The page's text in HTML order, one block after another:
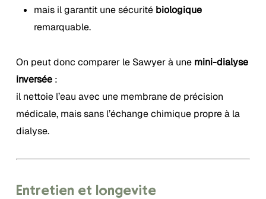
mais il garantit une sécurité biologique
remarquable.
On peut donc comparer le Sawyer à une mini-dialyse
inversée:
il nettoie l’eau avec une membrane de précision
médicale, mais sans l’échange chimique propre à la
dialyse.
Entretien et longévité